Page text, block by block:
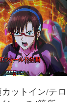
ットイン/テロ